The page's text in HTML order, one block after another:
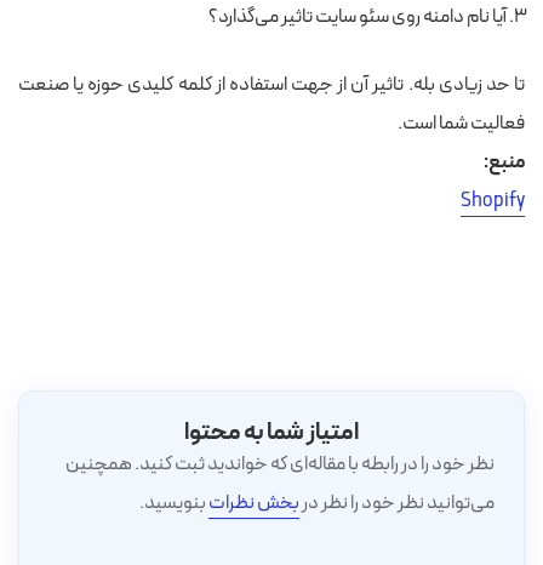
آیا نام دامنه روی سئو سایت تاثیر می‌گذارد؟
تا حد زیادی بله. تاثیر آن از جهت استفاده از کلمه کلیدی حوزه یا صنعت
فعالیت شما است.
منبع:
Shopify
امتیاز شما به محتوا
نظر خود را در رابطه با مقاله‌ای که خواندید ثبت کنید. همچنین
می‌توانید نظر خود را نظر در بخش نظراتبنویسید.